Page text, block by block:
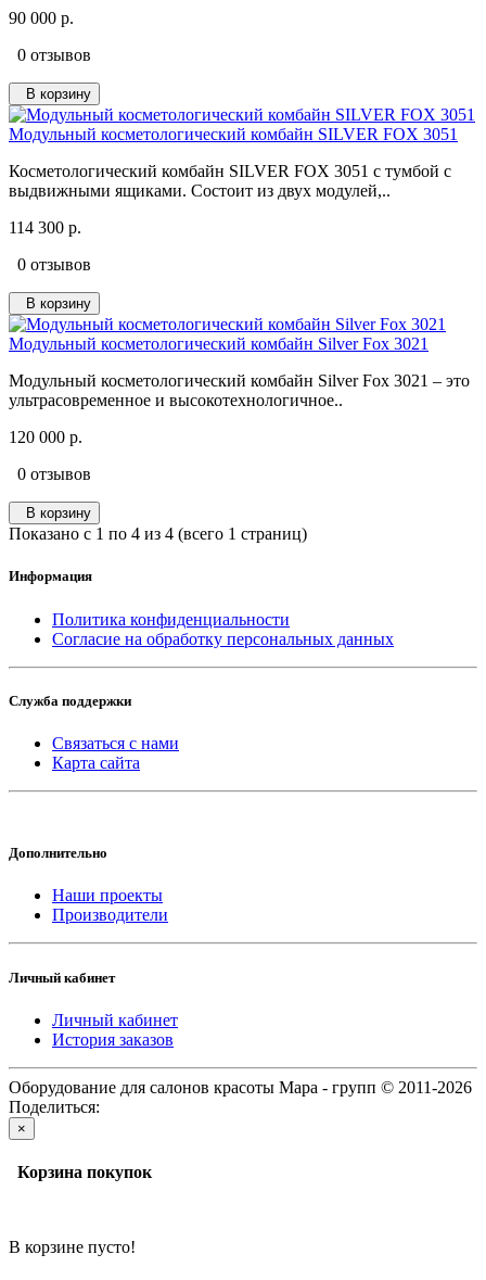
90 000 р.
0 отзывов
В корзину
Модульный косметологический комбайн SILVER FOX 3051
Косметологический комбайн SILVER FOX 3051 с тумбой с
выдвижными ящиками. Состоит из двух модулей,..
114 300 р.
0 отзывов
В корзину
Модульный косметологический комбайн Silver Fox 3021
Модульный косметологический комбайн Silver Fox 3021 – это
ультрасовременное и высокотехнологичное..
120 000 р.
0 отзывов
В корзину
Показано с 1 по 4 из 4 (всего 1 страниц)
Информация
Политика конфиденциальности
Согласие на обработку персональных данных
Служба поддержки
Связаться с нами
Карта сайта
Дополнительно
Наши проекты
Производители
Личный кабинет
Личный кабинет
История заказов
Оборудование для салонов красоты Мара - групп © 2011-2026
Поделиться:
×
Корзина покупок
В корзине пусто!